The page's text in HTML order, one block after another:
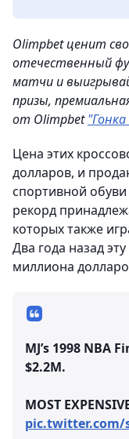
Olimpbet ценит
отечественный
матчи и
призы,
от Olimpbet
Цена этих
долларов, и
спортивной
рекорд
которых также
Два года назад
миллиона
MJ’s 1998 NBA
$2.2M.
MOST
pic.twitter.com/